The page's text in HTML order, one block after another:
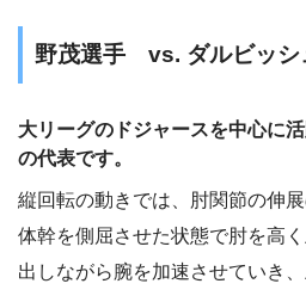
野茂選手 vs. ダルビッシ
大リーグのドジャースを中心に
の代表です。
縦回転の動きでは、肘関節の伸
体幹を側屈させた状態で肘を高
出しながら腕を加速させていき